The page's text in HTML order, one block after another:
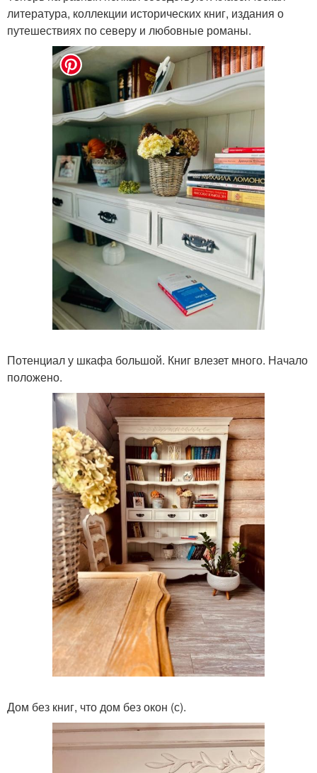
литература, коллекции исторических книг, издания о
путешествиях по северу и любовные романы.
Потенциал у шкафа большой. Книг влезет много. Начало
положено.
Дом без книг, что дом без окон (с).